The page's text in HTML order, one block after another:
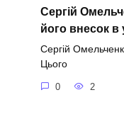
Сергій
його внесок в
Сергій
Цього
0 2